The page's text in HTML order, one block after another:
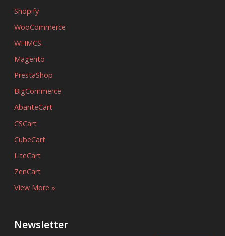
Shopify
WooCommerce
WHMCS
Magento
PrestaShop
BigCommerce
AbanteCart
CSCart
CubeCart
LiteCart
ZenCart
View More »
Newsletter